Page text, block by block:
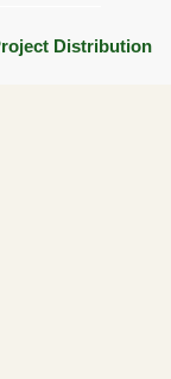
Distribution